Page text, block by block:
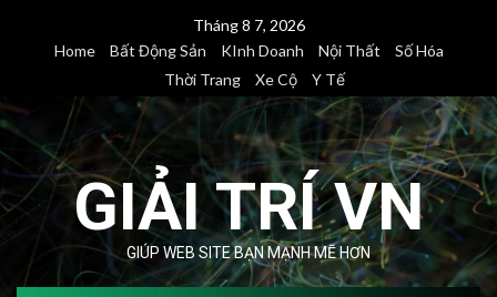
Tháng 8 7, 2026
Home
Bất Động Sản KInh Doanh Nội Thất
Số Hóa
Thời Trang
Xe Cộ Y Tế
GIẢI TRÍ VN
GIÚP WEB SITE BẠN MẠNH MẼ HƠN